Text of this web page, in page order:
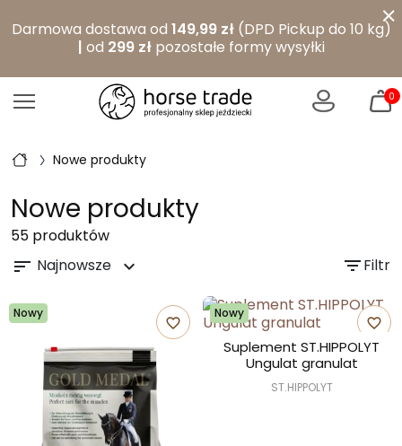
Darmowa dostawa od 149,99 zł(DPD Pickup do 10 kg)
| od 299 złpozostałe formy wysyłki
×
0
Nowe produkty
Nowe produkty
55 produktów
sort Najnowsze expand_more filter_listFiltr
Nowy
favorite_border
Nowy
favorite_border
Suplement ST.HIPPOLYT
Ungulat granulat
ST.HIPPOLYT